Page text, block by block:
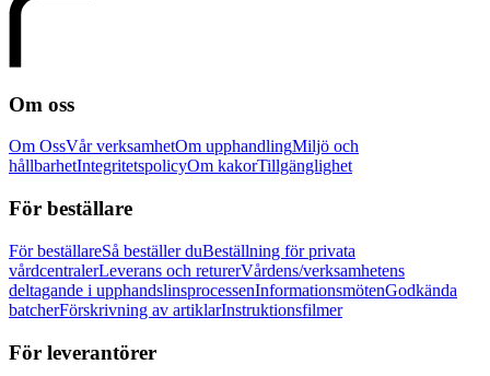
Om oss
Om OssVår verksamhetOm upphandlingMiljö och
hållbarhetIntegritetspolicyOm kakorTillgänglighet
För beställare
För beställareSå beställer duBeställning för privata
vårdcentralerLeverans och returerVårdens/verksamhetens
deltagande i upphandslinsprocessenInformationsmötenGodkända
batcherFörskrivning av artiklarInstruktionsfilmer
För leverantörer